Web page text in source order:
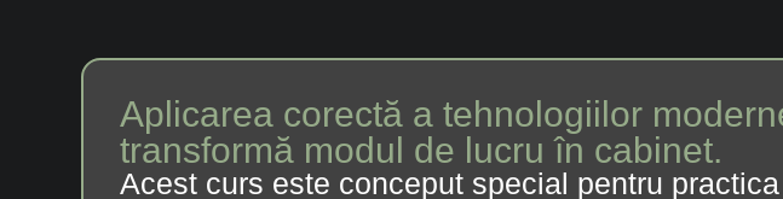
Aplicarea corectă a tehnologiilor
transformă modul de lucru în cabinet.
Acest curs este conceput special pentru